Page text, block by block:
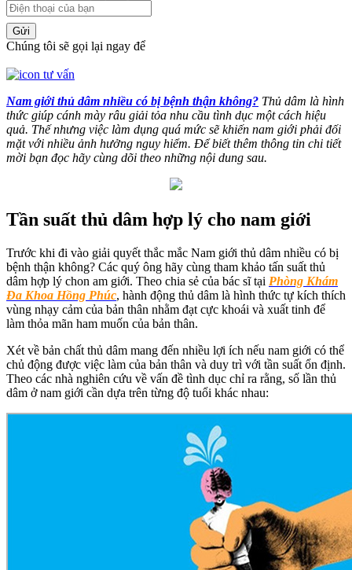
Gửi
Chúng tôi sẽ gọi lại ngay để
Nam giới thủ dâm nhiều có bị bệnh thận không? Thủ dâm là hình
thức giúp cánh mày râu giải tỏa nhu cầu tình dục một cách hiệu
quả. Thế nhưng việc làm dụng quá mức sẽ khiến nam giới phải đối
mặt với nhiều ảnh hưởng nguy hiểm. Để biết thêm thông tin chi tiết
mời bạn đọc hãy cùng dõi theo những nội dung sau.
Tần suất thủ dâm hợp lý cho nam giới
Trước khi đi vào giải quyết thắc mắc Nam giới thủ dâm nhiều có bị
bệnh thận không? Các quý ông hãy cùng tham khảo tấn suất thủ
dâm hợp lý chon am giới. Theo chia sẻ của bác sĩ tại Phòng Khám
Đa Khoa Hồng Phúc, hành động thủ dâm là hình thức tự kích thích
vùng nhạy cảm của bản thân nhằm đạt cực khoái và xuất tinh để
làm thỏa mãn ham muốn của bản thân.
Xét về bản chất thủ dâm mang đến nhiều lợi ích nếu nam giới có thể
chủ động được việc làm của bản thân và duy trì với tần suất ổn định.
Theo các nhà nghiên cứu về vấn đề tình dục chỉ ra rằng, số lần thủ
dâm ở nam giới cần dựa trên từng độ tuổi khác nhau: